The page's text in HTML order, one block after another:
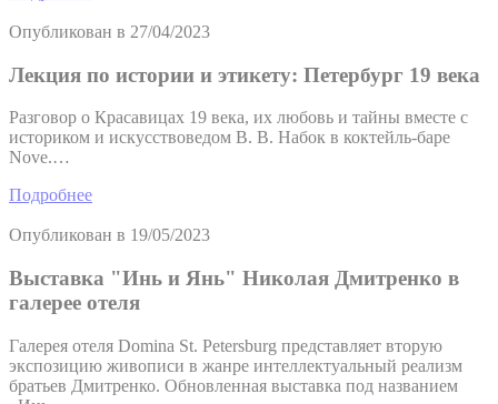
Опубликован в 27/04/2023
Лекция по истории и этикету: Петербург 19 века
Разговор о Красавицах 19 века, их любовь и тайны вместе с
историком и искусствоведом В. В. Набок в коктейль-баре
Nove.…
Подробнее
Опубликован в 19/05/2023
Выставка "Инь и Янь" Николая Дмитренко в
галерее отеля
Галерея отеля Domina St. Petersburg представляет вторую
экспозицию живописи в жанре интеллектуальный реализм
братьев Дмитренко. Обновленная выставка под названием